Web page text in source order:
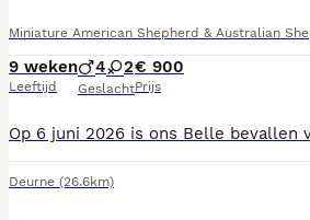
Miniature American Shepherd & Australian
9 weken
Leeftijd
4 2
Geslacht
€ 900
Prijs
Deurne (26.6km)